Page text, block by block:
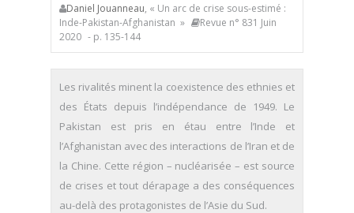
Daniel Jouanneau, « Un arc de crise sous-estimé :
Inde-Pakistan-Afghanistan »
Revue n° 831 Juin
2020 - p. 135-144
Les rivalités minent la coexistence des ethnies et
des États depuis l’indépendance de 1949. Le
Pakistan est pris en étau entre l’Inde et
l’Afghanistan avec des interactions de l’Iran et de
la Chine. Cette région – nucléarisée – est source
de crises et tout dérapage a des conséquences
au-delà des protagonistes de l’Asie du Sud.